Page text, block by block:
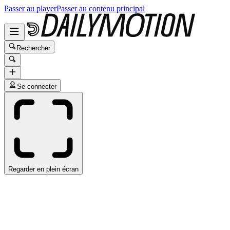
Passer au playerPasser au contenu principal
Rechercher
Se connecter
Regarder en plein écran